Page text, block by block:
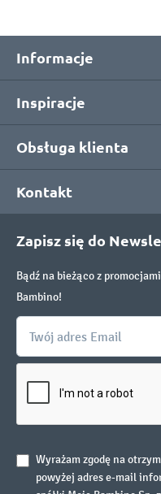
Informacje
Inspiracje
Obsługa klienta
Kontakt
Zapisz się do
Bądź na bieżąco z
Bambino!
Wyrażam zgodę na
powyżej adres e-mail